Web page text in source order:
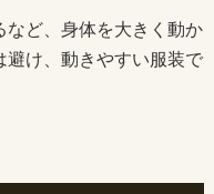
など、身体を大きく動か
避け、動きやすい服装で